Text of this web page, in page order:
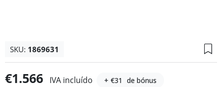
SKU: 1869631
€1.566 IVA incluído + €31 de bónus